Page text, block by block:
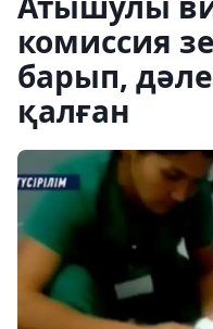
комиссия
барып,
қалған